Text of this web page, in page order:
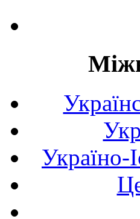
Україно-